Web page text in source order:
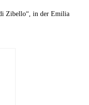
Zibello“, in der Emilia